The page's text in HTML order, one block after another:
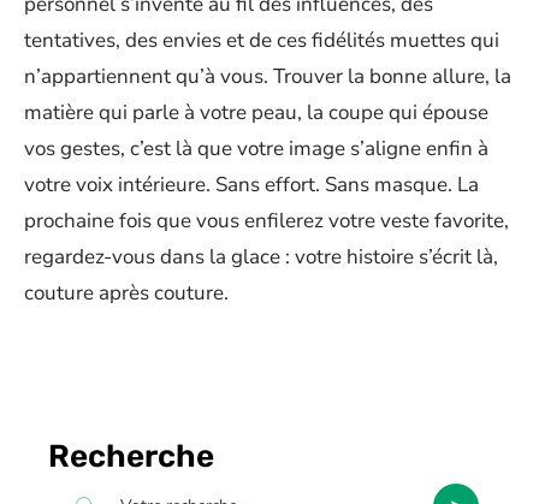
tentatives, des envies et de ces fidélités muettes qui
n’appartiennent qu’à vous. Trouver la bonne allure, la
matière qui parle à votre peau, la coupe qui épouse
vos gestes, c’est là que votre image s’aligne enfin à
votre voix intérieure. Sans effort. Sans masque. La
prochaine fois que vous enfilerez votre veste favorite,
regardez-vous dans la glace : votre histoire s’écrit là,
couture après couture.
Recherche